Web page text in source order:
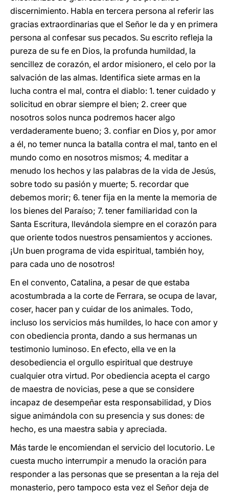
discernimiento. Habla en tercera persona al referir las
gracias extraordinarias que el Señor le da y en primera
persona al confesar sus pecados. Su escrito refleja la
pureza de su fe en Dios, la profunda humildad, la
sencillez de corazón, el ardor misionero, el celo por la
salvación de las almas. Identifica siete armas en la
lucha contra el mal, contra el diablo: 1. tener cuidado y
solicitud en obrar siempre el bien; 2. creer que
nosotros solos nunca podremos hacer algo
verdaderamente bueno; 3. confiar en Dios y, por amor
a él, no temer nunca la batalla contra el mal, tanto en el
mundo como en nosotros mismos; 4. meditar a
menudo los hechos y las palabras de la vida de Jesús,
sobre todo su pasión y muerte; 5. recordar que
debemos morir; 6. tener fija en la mente la memoria de
los bienes del Paraíso; 7. tener familiaridad con la
Santa Escritura, llevándola siempre en el corazón para
que oriente todos nuestros pensamientos y acciones.
¡Un buen programa de vida espiritual, también hoy,
para cada uno de nosotros!
En el convento, Catalina, a pesar de que estaba
acostumbrada a la corte de Ferrara, se ocupa de lavar,
coser, hacer pan y cuidar de los animales. Todo,
incluso los servicios más humildes, lo hace con amor y
con obediencia pronta, dando a sus hermanas un
testimonio luminoso. En efecto, ella ve en la
desobediencia el orgullo espiritual que destruye
cualquier otra virtud. Por obediencia acepta el cargo
de maestra de novicias, pese a que se considere
incapaz de desempeñar esta responsabilidad, y Dios
sigue animándola con su presencia y sus dones: de
hecho, es una maestra sabia y apreciada.
Más tarde le encomiendan el servicio del locutorio. Le
cuesta mucho interrumpir a menudo la oración para
responder a las personas que se presentan a la reja del
monasterio, pero tampoco esta vez el Señor deja de